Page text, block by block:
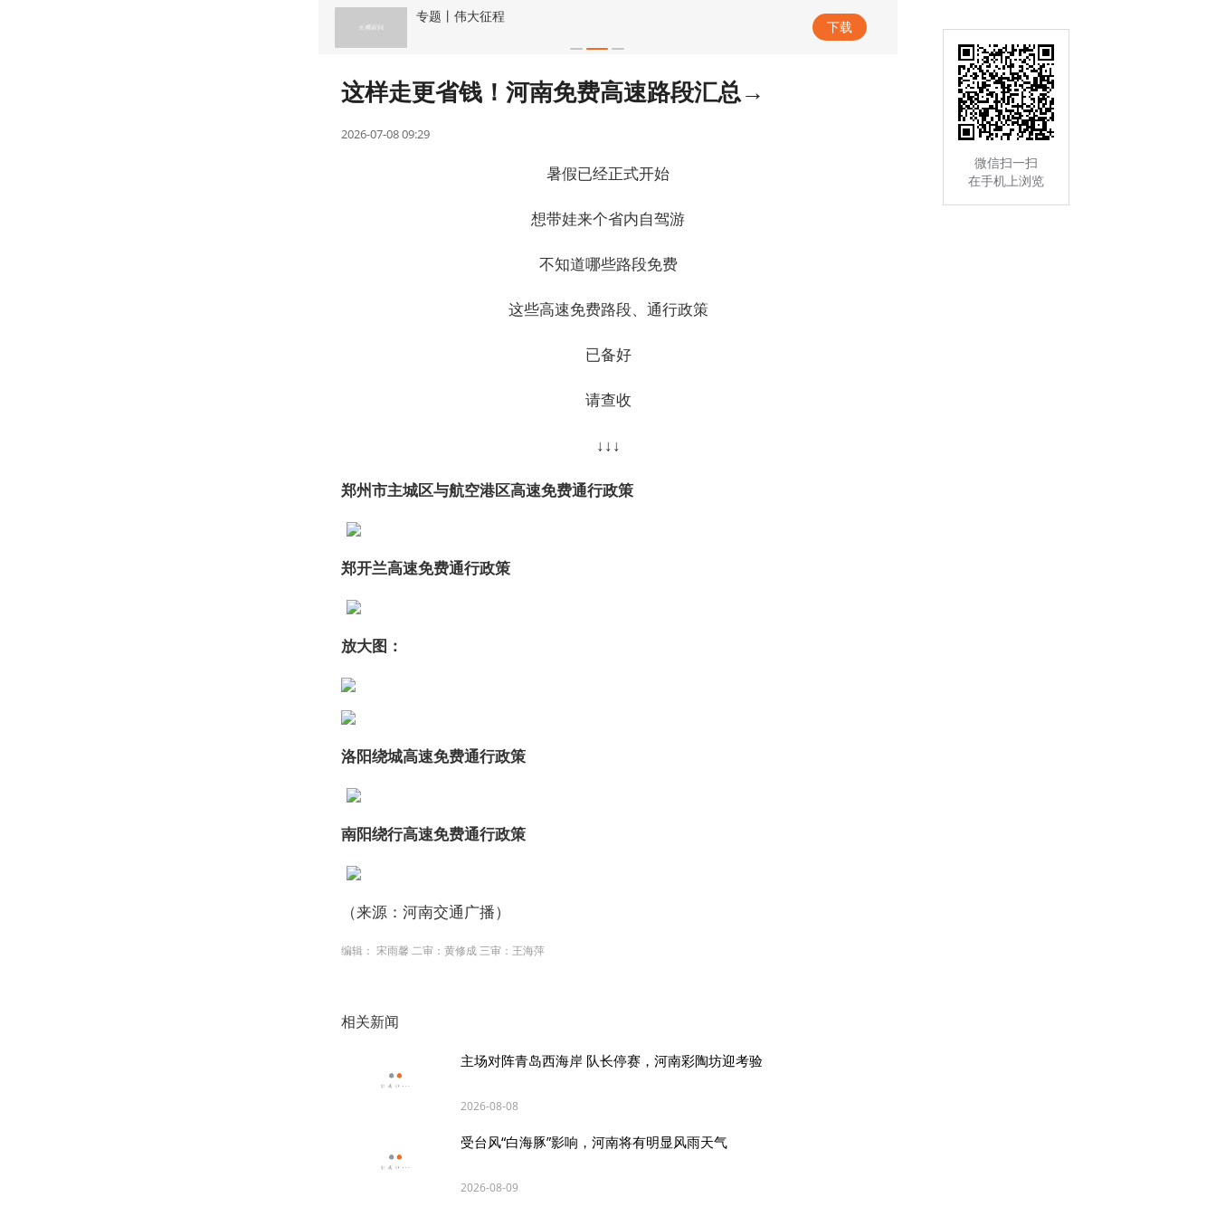
专题丨伟大征程
下载
这样走更省钱！河南免费高速路段汇总→
2026-07-08 09:29
暑假已经正式开始
想带娃来个省内自驾游
不知道哪些路段免费
这些高速免费路段、通行政策
已备好
请查收
↓↓↓
郑州市主城区与航空港区高速免费通行政策
郑开兰高速免费通行政策
放大图：
洛阳绕城高速免费通行政策
南阳绕行高速免费通行政策
（来源：河南交通广播）
编辑： 宋雨馨 二审：黄修成 三审：王海萍
相关新闻
主场对阵青岛西海岸 队长停赛，河南彩陶坊迎考验
2026-08-08
受台风“白海豚”影响，河南将有明显风雨天气
2026-08-09
微信扫一扫
在手机上浏览